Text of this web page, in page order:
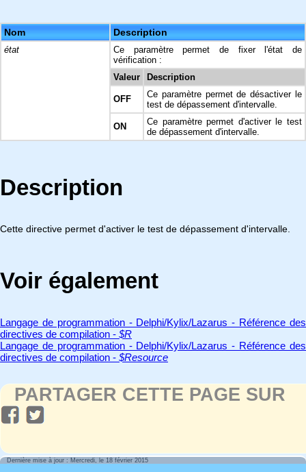
Nom Description
état
Ce paramètre permet de fixer l'état de
vérification :
Valeur
Description
OFF
Ce paramètre permet de désactiver le
test de dépassement d'intervalle.
ON
Ce paramètre permet d'activer le test
de dépassement d'intervalle.
Description
Cette directive permet d'activer le test de dépassement d'intervalle.
Voir également
Langage de programmation - Delphi/Kylix/Lazarus - Référence des
directives de compilation - $R
Langage de programmation - Delphi/Kylix/Lazarus - Référence des
directives de compilation - $Resource
PARTAGER CETTE PAGE SUR
Dernière mise à jour : Mercredi, le 18 février 2015